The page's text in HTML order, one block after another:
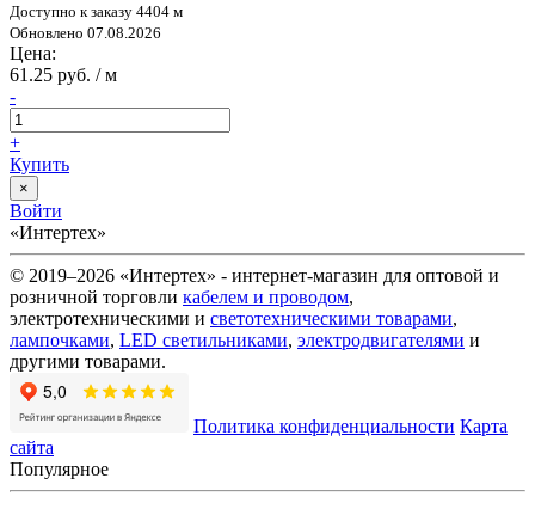
Доступно к заказу 4404 м
Обновлено 07.08.2026
Цена:
61.25 руб. / м
-
+
Купить
×
Войти
«Интертех»
© 2019–2026 «Интертех» - интернет-магазин для оптовой и
розничной торговли кабелем и проводом,
электротехническими и светотехническими товарами,
лампочками, LED светильниками, электродвигателями и
другими товарами.
Политика конфиденциальности Карта
сайта
Популярное